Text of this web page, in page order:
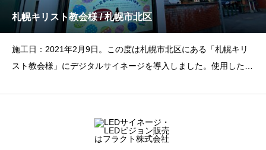
札幌キリスト教会様 / 札幌市北区
施工日：2021年2月9日。この度は札幌市北区にある「札幌キリ
スト教会様」にデジタルサイネージを導入しました。使用した製